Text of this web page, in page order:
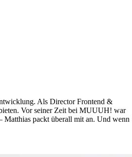
Als Director Frontend &
Vor seiner Zeit bei MUUUH! war
Matthias packt überall mit an. Und wenn